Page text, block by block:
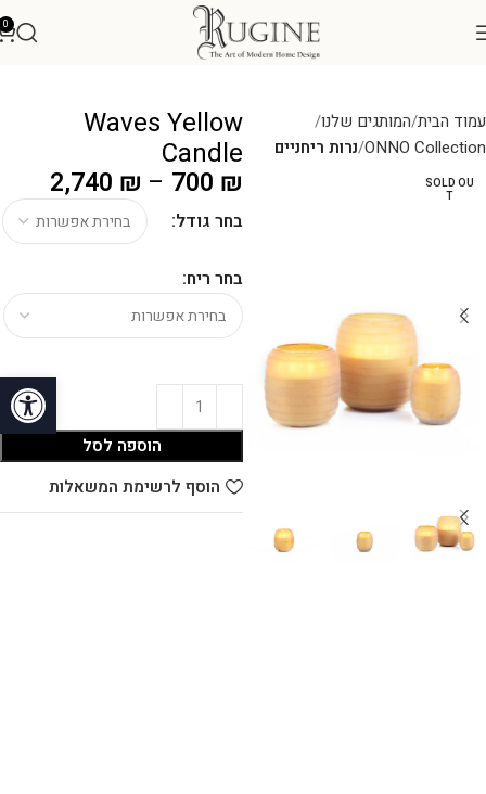
פתח
0
עמוד הבית המותגים שלנו
ONNO Collection נרות ריחניים
SOLD OU
T
Waves Yellow
Candle
700 ₪
–
2,740 ₪
בחר גודל:
בחר ריח:
הוספה לסל
הוסף לרשימת המשאלות